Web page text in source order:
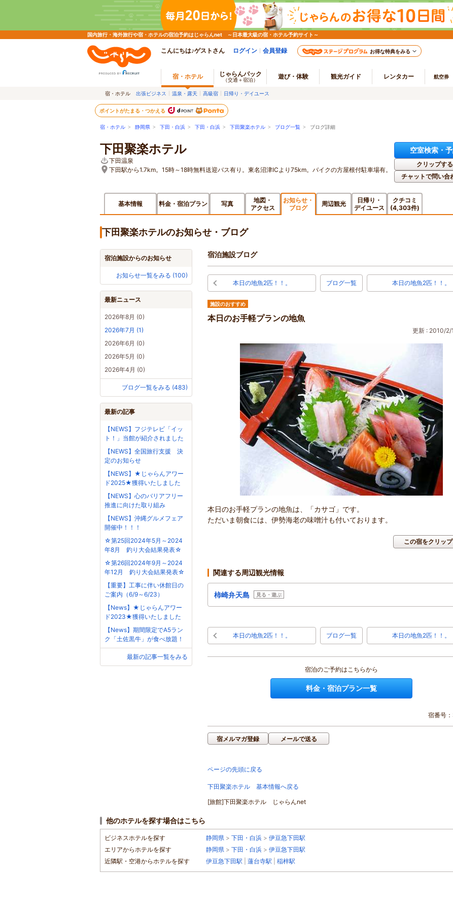
国内旅行・海外旅行や宿・ホテルの宿泊予約はじゃらんnet ～日本最大級の宿・ホテル予約サイト～
こんにちは♪ゲストさん ログイン 会員登録 お得な特典をみる
宿・ホテル じゃらんパック
（交通＋宿泊） 遊び・体験 観光ガイド レンタカー 航空券
宿・ホテル 出張ビジネス 温泉・露天 高級宿 日帰り・デイユース
ポイントがたまる・つかえる
宿・ホテル > 静岡県 > 下田・白浜 > 下田・白浜 > 下田聚楽ホテル > ブログ一覧 > ブログ詳細
下田聚楽ホテル
下田温泉
下田駅から1.7km。15時～18時無料送迎バス有り。東名沼津ICより75km。バイクの方屋根付駐車場有。
空室検索・
クリップする
チャットで問い合
基本情報 料金・宿泊プラン 写真
地図・
アクセス
お知らせ・
ブログ
周辺観光
日帰り・
デイユース
クチコミ
(4,303件)
下田聚楽ホテルのお知らせ・ブログ
宿泊施設からのお知らせ
お知らせ一覧をみる (100)
最新ニュース
2026年8月 (0)
2026年7月 (1)
2026年6月 (0)
2026年5月 (0)
2026年4月 (0)
ブログ一覧をみる (483)
最新の記事
【NEWS】フジテレビ「イッ
ト！」当館が紹介されました
【NEWS】全国旅行支援 決
定のお知らせ
【NEWS】★じゃらんアワー
ド2025★獲得いたしました
【NEWS】心のバリアフリー
推進に向けた取り組み
【NEWS】沖縄グルメフェア
開催中！！！
☆第25回2024年5月～2024
年8月 釣り大会結果発表☆
☆第26回2024年9月～2024
年12月 釣り大会結果発表☆
【重要】工事に伴い休館日の
ご案内（6/9～6/23）
【News】★じゃらんアワー
ド2023★獲得いたしました
【News】期間限定でA5ラン
ク「土佐黒牛」が食べ放題！
最新の記事一覧をみる
宿泊施設ブログ
本日の地魚2匹！！。 ブログ一覧 本日の地魚2匹！！。
施設のおすすめ
本日のお手軽プランの地魚
更新 : 2010/2/
本日のお手軽プランの地魚は、「カサゴ」です。
ただいま朝食には、伊勢海老の味噌汁も付いております。
この宿をクリッ
関連する周辺観光情報
柿崎弁天島 見る・遊ぶ
本日の地魚2匹！！。 ブログ一覧 本日の地魚2匹！！。
宿泊のご予約はこちらから
料金・宿泊プラン一覧
宿番号
宿メルマガ登録 メールで送る
ページの先頭に戻る
下田聚楽ホテル 基本情報へ戻る
[旅館]下田聚楽ホテル じゃらんnet
他のホテルを探す場合はこちら
ビジネスホテルを探す 静岡県 > 下田・白浜 > 伊豆急下田駅
エリアからホテルを探す
静岡県 > 下田・白浜 > 伊豆急下田駅
近隣駅・空港からホテルを探す
伊豆急下田駅 蓮台寺駅 稲梓駅